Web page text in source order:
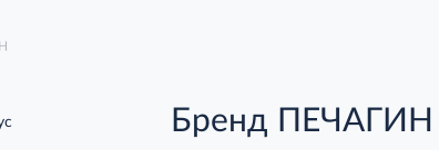
Бренд ПЕЧАГИН